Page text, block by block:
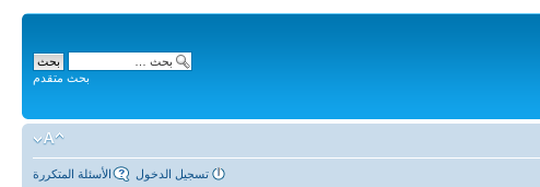
بحث متقدم
الأسئلة المتكررة تسجيل الدخول